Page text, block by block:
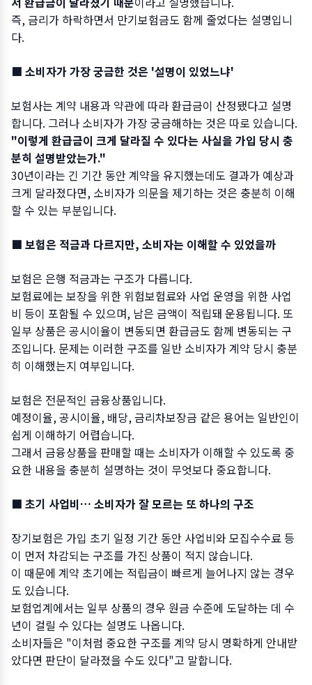
즉, 금리가 하락하면서 만기보험금도 함께 줄었다는 설명입니
다.
■ 소비자가 가장 궁금한 것은 '설명이 있었느냐'
보험사는 계약 내용과 약관에 따라 환급금이 산정됐다고 설명
합니다. 그러나 소비자가 가장 궁금해하는 것은 따로 있습니다.
"이렇게 환급금이 크게 달라질 수 있다는 사실을 가입 당시 충
분히 설명받았는가."
30년이라는 긴 기간 동안 계약을 유지했는데도 결과가 예상과
크게 달라졌다면, 소비자가 의문을 제기하는 것은 충분히 이해
할 수 있는 부분입니다.
■ 보험은 적금과 다르지만, 소비자는 이해할 수 있었을까
보험은 은행 적금과는 구조가 다릅니다.
보험료에는 보장을 위한 위험보험료와 사업 운영을 위한 사업
비 등이 포함될 수 있으며, 남은 금액이 적립돼 운용됩니다. 또
일부 상품은 공시이율이 변동되면 환급금도 함께 변동되는 구
조입니다. 문제는 이러한 구조를 일반 소비자가 계약 당시 충분
히 이해했는지 여부입니다.
보험은 전문적인 금융상품입니다.
예정이율, 공시이율, 배당, 금리차보장금 같은 용어는 일반인이
쉽게 이해하기 어렵습니다.
그래서 금융상품을 판매할 때는 소비자가 이해할 수 있도록 중
요한 내용을 충분히 설명하는 것이 무엇보다 중요합니다.
■ 초기 사업비… 소비자가 잘 모르는 또 하나의 구조
장기보험은 가입 초기 일정 기간 동안 사업비와 모집수수료 등
이 먼저 차감되는 구조를 가진 상품이 적지 않습니다.
이 때문에 계약 초기에는 적립금이 빠르게 늘어나지 않는 경우
도 있습니다.
보험업계에서는 일부 상품의 경우 원금 수준에 도달하는 데 수
년이 걸릴 수 있다는 설명도 나옵니다.
소비자들은 "이처럼 중요한 구조를 계약 당시 명확하게 안내받
았다면 판단이 달라졌을 수도 있다"고 말합니다.